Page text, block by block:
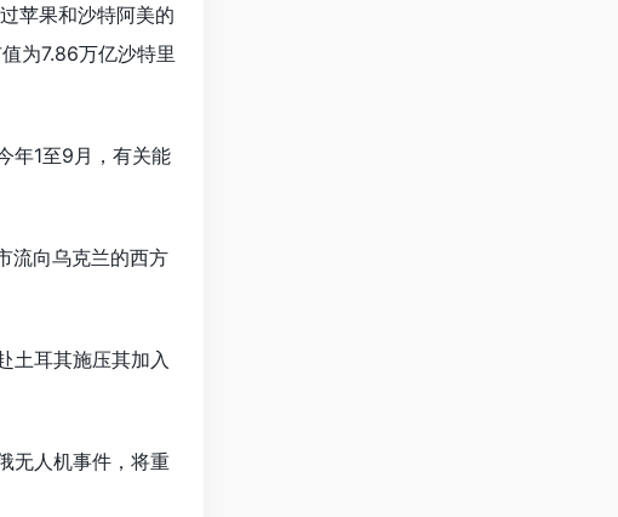
苹果和沙特阿美的
为7.86万亿沙特里
年1至9月，有关能
流向乌克兰的西方
土耳其施压其加入
无人机事件，将重